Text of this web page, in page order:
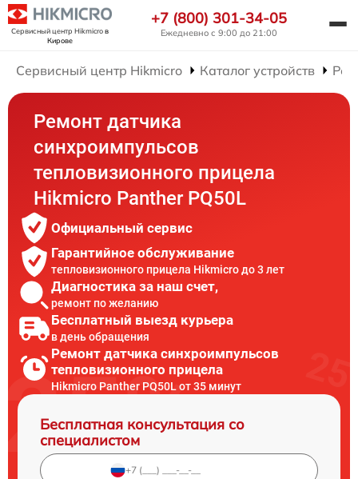
Сервисный центр Hikmicroв
Кирове
+7 (800) 301-34-05
Ежедневно с 9:00 до 21:00
Сервисный центр Hikmicro Каталог устройств
Ремонт датчика
синхроимпульсов
тепловизионного прицела
Hikmicro Panther PQ50L
Официальный сервис
Гарантийное обслуживание
тепловизионного прицела Hikmicro до 3 лет
Диагностика за наш счет,
ремонт по желанию
Бесплатный выезд курьера
в день обращения
Ремонт датчика синхроимпульсов
тепловизионного прицела
Hikmicro Panther PQ50L от 35 минут
Бесплатная консультация со
специалистом